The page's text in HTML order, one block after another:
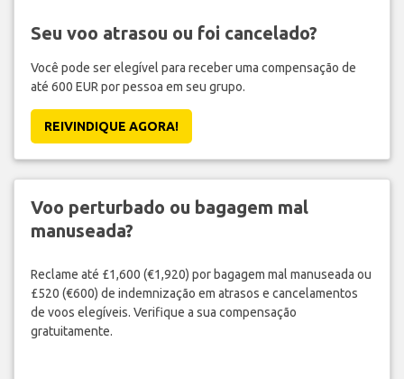
Seu voo atrasou ou foi cancelado?
Você pode ser elegível para receber uma compensação de
até 600 EUR por pessoa em seu grupo.
REIVINDIQUE AGORA!
Voo perturbado ou bagagem mal
manuseada?
Reclame até £1,600 (€1,920) por bagagem mal manuseada ou
£520 (€600) de indemnização em atrasos e cancelamentos
de voos elegíveis. Verifique a sua compensação
gratuitamente.